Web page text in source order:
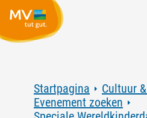
Startpagina
Cultuur
Evenement zoeken